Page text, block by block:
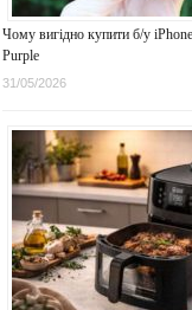
Чому вигідно купити б/у
Purple
31/05/2026